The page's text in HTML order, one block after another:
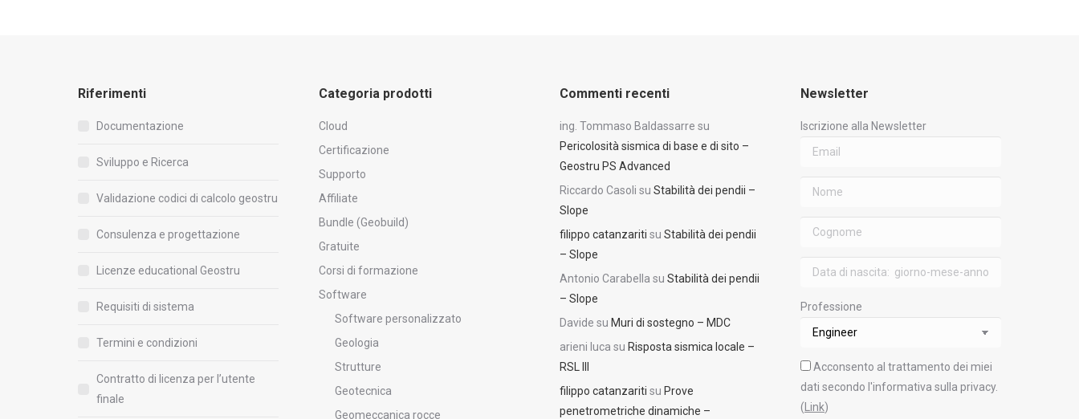
Riferimenti
Documentazione
Sviluppo e Ricerca
Validazione codici di calcolo geostru
Consulenza e progettazione
Licenze educational Geostru
Requisiti di sistema
Termini e condizioni
Contratto di licenza per l’utente
finale
Categoria prodotti
Cloud
Certificazione
Supporto
Affiliate
Bundle (Geobuild)
Gratuite
Corsi di formazione
Software
Software personalizzato
Geologia
Strutture
Geotecnica
Geomeccanica rocce
Commenti recenti
ing. Tommaso Baldassarre su
Pericolosità sismica di base e di sito –
Geostru PS Advanced
Riccardo Casoli su Stabilità dei pendii –
Slope
filippo catanzariti su Stabilità dei pendii
– Slope
Antonio Carabella su Stabilità dei pendii
– Slope
Davide su Muri di sostegno – MDC
arieni luca su Risposta sismica locale –
RSL III
filippo catanzariti su Prove
penetrometriche dinamiche –
Newsletter
Iscrizione alla Newsletter
Professione
Acconsento al trattamento dei miei
dati secondo l'informativa sulla privacy.
(Link)